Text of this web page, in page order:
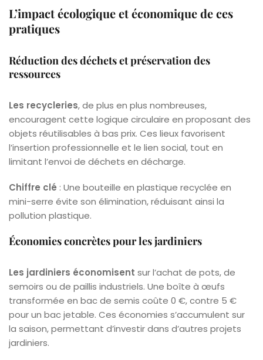
L’impact écologique et économique de ces
pratiques
Réduction des déchets et préservation des
ressources
Les recycleries, de plus en plus nombreuses,
encouragent cette logique circulaire en proposant des
objets réutilisables à bas prix. Ces lieux favorisent
l’insertion professionnelle et le lien social, tout en
limitant l’envoi de déchets en décharge.
Chiffre clé : Une bouteille en plastique recyclée en
mini-serre évite son élimination, réduisant ainsi la
pollution plastique.
Économies concrètes pour les jardiniers
Les jardiniers économisent sur l’achat de pots, de
semoirs ou de paillis industriels. Une boîte à œufs
transformée en bac de semis coûte 0 €, contre 5 €
pour un bac jetable. Ces économies s’accumulent sur
la saison, permettant d’investir dans d’autres projets
jardiniers.